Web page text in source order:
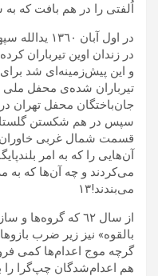
اُلفتى را در هم بافت كه
در اول آبان
و اين پيش‌زمينه‌اى شد
قسمت شمال غربى خاوران
آن‌هايى را كه به امر
مى‌كردند و چه آن‌ها كه
مى‌بندند!۱٣
از سال ٦٢ كه
گرچه موج‌ اعدام‌ها كمى‌
هم اعدام‌شدگان چپ‌گرا را